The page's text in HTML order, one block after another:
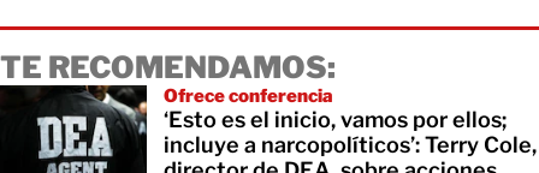
TE RECOMENDAMOS:
Ofrece conferencia
‘Esto es el inicio, vamos por ellos;
incluye a narcopolíticos’: Terry Cole,